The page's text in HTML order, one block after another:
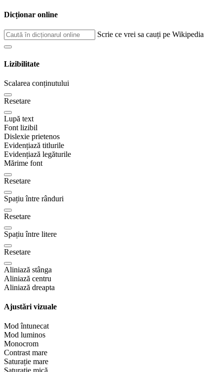
Dicționar online
Scrie ce vrei sa cauți pe Wikipedia
Lizibilitate
Scalarea conținutului
Resetare
Lupă text
Font lizibil
Dislexie prietenos
Evidențiază titlurile
Evidențiază legăturile
Mărime font
Resetare
Spațiu între rânduri
Resetare
Spațiu între litere
Resetare
Aliniază stânga
Aliniază centru
Aliniază dreapta
Ajustări vizuale
Mod întunecat
Mod luminos
Monocrom
Contrast mare
Saturație mare